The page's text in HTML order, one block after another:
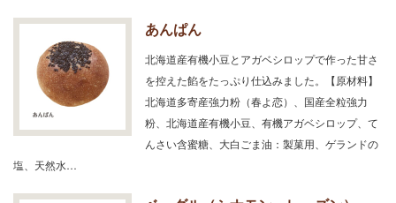
あんぱん
北海道産有機小豆とアガベシロップで作った甘さ
を控えた餡をたっぷり仕込みました。【原材料】
北海道多寄産強力粉（春よ恋）、国産全粒強力
粉、北海道産有機小豆、有機アガベシロップ、て
んさい含蜜糖、大白ごま油：製菓用、ゲランドの
塩、天然水…